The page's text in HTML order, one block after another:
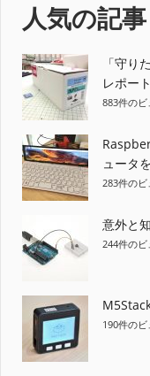
ビ
ゲ
ー
シ
ョ
ン
人気の記事
「守り
レポート
883件のビ
ュータ
283件のビ
意外と
244件のビ
190件のビ